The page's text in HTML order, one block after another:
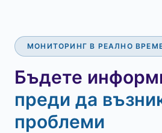
МОНИТОРИНГ В РЕАЛНО
Бъдете
преди да
проблеми